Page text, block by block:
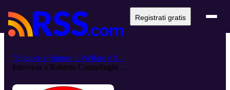
Registrati gratis
"Signore e Signori il Welfare è S...
Intervista a Roberto Camarlinghi ...